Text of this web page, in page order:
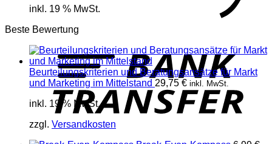
inkl. 19 % MwSt.
Beste Bewertung
Beurteilungskriterien und Beratungsansätze für Markt
und Marketing im Mittelstand 29,75 € inkl. MwSt.
inkl. 19 % MwSt.
zzgl. Versandkosten